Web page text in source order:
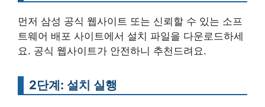
먼저 삼성 공식 웹사이트 또는 신뢰할 수 있는 소프
트웨어 배포 사이트에서 설치 파일을 다운로드하세
요. 공식 웹사이트가 안전하니 추천드려요.
2단계: 설치 실행